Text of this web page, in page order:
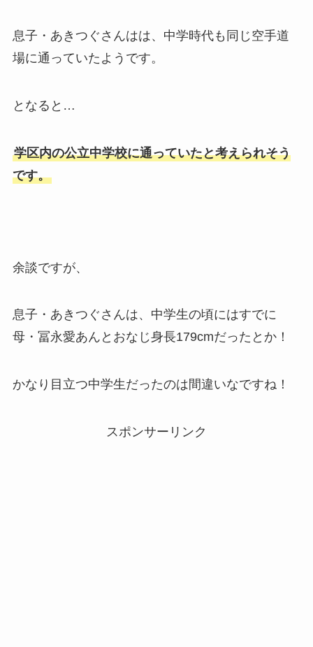
息子・あきつぐさんはは、中学時代も同じ空手道
場に通っていたようです。
となると…
学区内の公立中学校に通っていたと考えられそう
です。
余談ですが、
息子・あきつぐさんは、中学生の頃にはすでに
母・冨永愛あんとおなじ身長179cmだったとか！
かなり目立つ中学生だったのは間違いなですね！
スポンサーリンク